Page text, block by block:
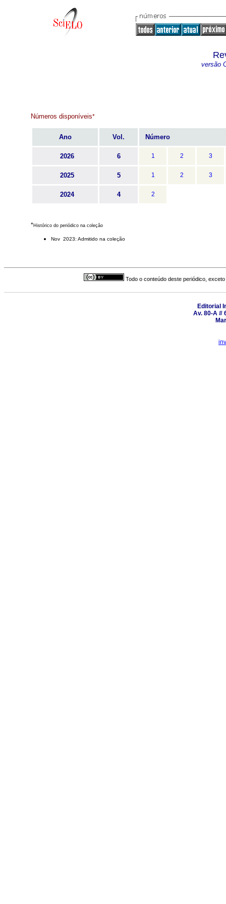
versão
Números disponíveis*
Ano Vol. Número
2026 6 1 2 3
2025 5 1 2 3
2024 4 2
*Histórico do periódico na coleção
Nov 2023: Admitido na coleção
Todo o conteúdo deste periódico,
Editorial
Av. 80-A #